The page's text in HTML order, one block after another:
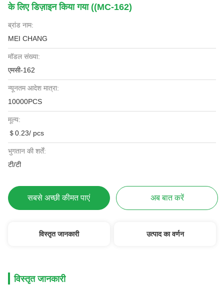
के लिए डिज़ाइन किया गया ((MC-162)
ब्रांड नाम:
MEI CHANG
मॉडल संख्या:
एमसी-162
न्यूनतम आदेश मात्रा:
10000PCS
मूल्य:
＄0.23/ pcs
भुगतान की शर्तें:
टी/टी
सबसे अच्छी कीमत पाएं अब बात करें
विस्तृत जानकारी उत्पाद का वर्णन
विस्तृत जानकारी